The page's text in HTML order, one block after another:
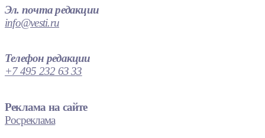
Эл. почта редакции
info@vesti.ru
Телефон редакции
+7 495 232 63 33
Реклама на сайте
Росреклама